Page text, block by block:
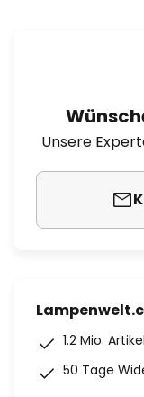
Unsere
1.2 Mio.
50 Tage